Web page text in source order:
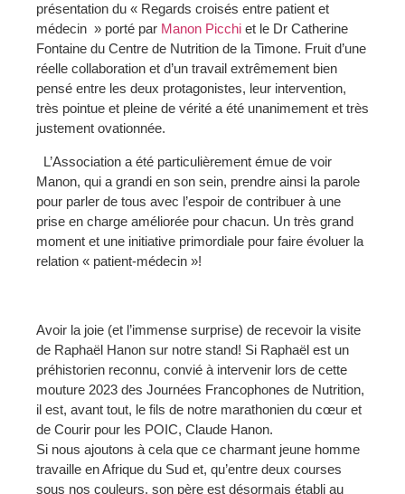
présentation du « Regards croisés entre patient et
médecin » porté par Manon Picchi et le Dr Catherine
Fontaine du Centre de Nutrition de la Timone. Fruit d’une
réelle collaboration et d’un travail extrêmement bien
pensé entre les deux protagonistes, leur intervention,
très pointue et pleine de vérité a été unanimement et très
justement ovationnée.
L’Association a été particulièrement émue de voir
Manon, qui a grandi en son sein, prendre ainsi la parole
pour parler de tous avec l’espoir de contribuer à une
prise en charge améliorée pour chacun. Un très grand
moment et une initiative primordiale pour faire évoluer la
relation « patient-médecin »!
Avoir la joie (et l’immense surprise) de recevoir la visite
de Raphaël Hanon sur notre stand! Si Raphaël est un
préhistorien reconnu, convié à intervenir lors de cette
mouture 2023 des Journées Francophones de Nutrition,
il est, avant tout, le fils de notre marathonien du cœur et
de Courir pour les POIC, Claude Hanon.
Si nous ajoutons à cela que ce charmant jeune homme
travaille en Afrique du Sud et, qu’entre deux courses
sous nos couleurs, son père est désormais établi au